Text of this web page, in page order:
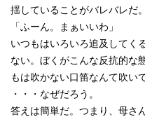
揺していることがバレバレだ。
「ふーん。まぁいいわ」
いつもはいろいろ追及してく
ない。ぼくがこんな反抗的な
もは吹かない口笛なんて吹い
・・・なぜだろう。
答えは簡単だ。つまり、母さ